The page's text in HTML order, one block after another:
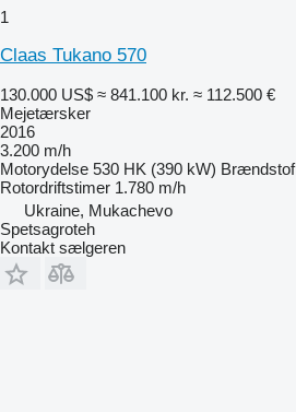
1
Claas Tukano 570
130.000 US$ ≈ 841.100 kr. ≈ 112.500 €
Mejetærsker
2016
3.200 m/h
Motorydelse 530 HK (390 kW) Brændstof
Rotordriftstimer 1.780 m/h
Ukraine, Mukachevo
Spetsagroteh
Kontakt sælgeren